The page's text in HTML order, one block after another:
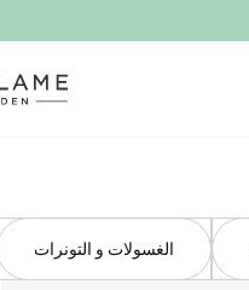
الغسولات و التونرات